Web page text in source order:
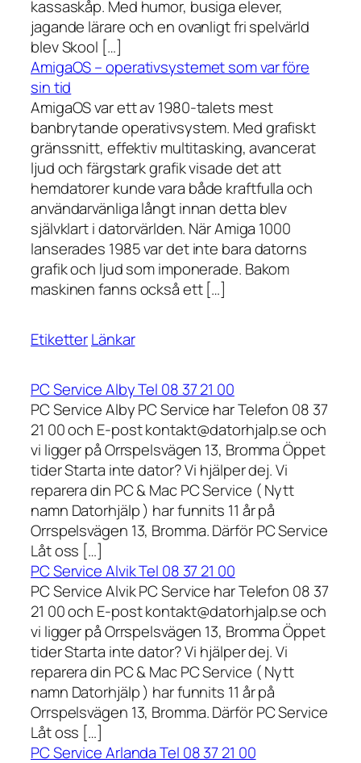
kassaskåp. Med humor, busiga elever,
jagande lärare och en ovanligt fri spelvärld
blev Skool […]
AmigaOS – operativsystemet som var före
sin tid
AmigaOS var ett av 1980-talets mest
banbrytande operativsystem. Med grafiskt
gränssnitt, effektiv multitasking, avancerat
ljud och färgstark grafik visade det att
hemdatorer kunde vara både kraftfulla och
användarvänliga långt innan detta blev
självklart i datorvärlden. När Amiga 1000
lanserades 1985 var det inte bara datorns
grafik och ljud som imponerade. Bakom
maskinen fanns också ett […]
EtiketterLänkar
PC Service Alby Tel 08 37 21 00
PC Service Alby PC Service har Telefon 08 37
21 00 och E-post kontakt@datorhjalp.se och
vi ligger på Orrspelsvägen 13, Bromma Öppet
tider Starta inte dator? Vi hjälper dej. Vi
reparera din PC & Mac PC Service ( Nytt
namn Datorhjälp ) har funnits 11 år på
Orrspelsvägen 13, Bromma. Därför PC Service
Låt oss […]
PC Service Alvik Tel 08 37 21 00
PC Service Alvik PC Service har Telefon 08 37
21 00 och E-post kontakt@datorhjalp.se och
vi ligger på Orrspelsvägen 13, Bromma Öppet
tider Starta inte dator? Vi hjälper dej. Vi
reparera din PC & Mac PC Service ( Nytt
namn Datorhjälp ) har funnits 11 år på
Orrspelsvägen 13, Bromma. Därför PC Service
Låt oss […]
PC Service Arlanda Tel 08 37 21 00